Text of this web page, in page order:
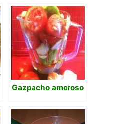
Gazpacho amoroso